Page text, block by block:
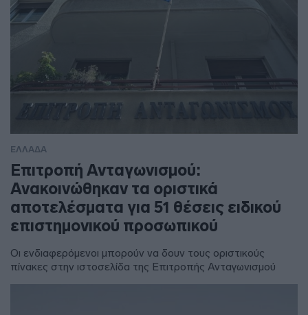
ΕΛΛΑΔΑ
Επιτροπή Ανταγωνισμού:
Ανακοινώθηκαν τα οριστικά
αποτελέσματα για 51 θέσεις ειδικού
επιστημονικού προσωπικού
Οι ενδιαφερόμενοι μπορούν να δουν τους οριστικούς
πίνακες στην ιστοσελίδα της Επιτροπής Ανταγωνισμού